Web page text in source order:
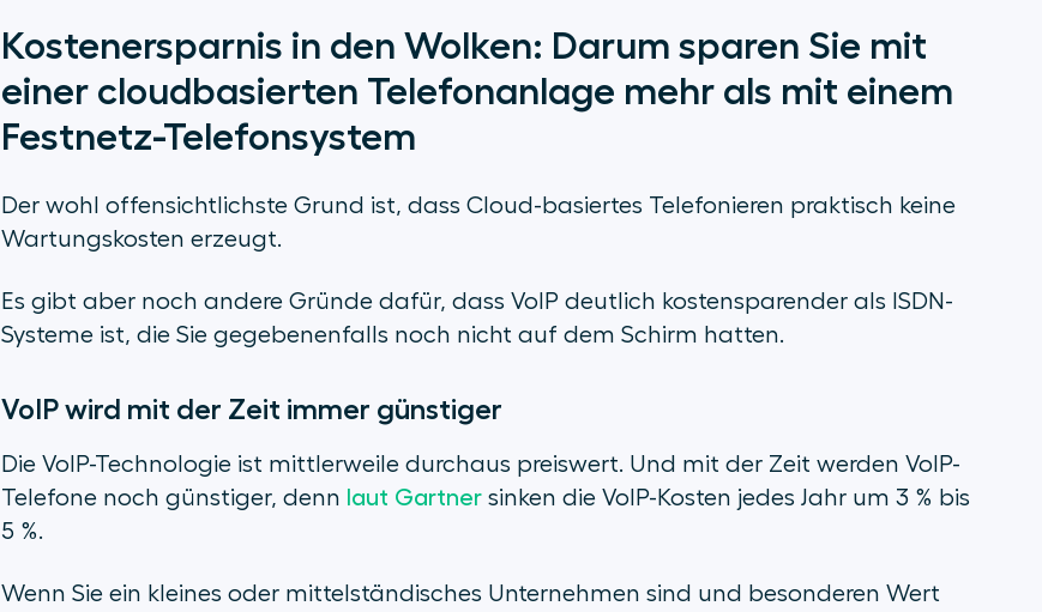
Kostenersparnis in den Wolken: Darum sparen Sie mit
einer cloudbasierten Telefonanlage mehr als mit einem
Festnetz-Telefonsystem
Der wohl offensichtlichste Grund ist, dass Cloud-basiertes Telefonieren praktisch keine
Wartungskosten erzeugt.
Es gibt aber noch andere Gründe dafür, dass VoIP deutlich kostensparender als ISDN-
Systeme ist, die Sie gegebenenfalls noch nicht auf dem Schirm hatten.
VoIP wird mit der Zeit immer günstiger
Die VoIP-Technologie ist mittlerweile durchaus preiswert. Und mit der Zeit werden VoIP-
Telefone noch günstiger, denn laut Gartnersinken die VoIP-Kosten jedes Jahr um 3 % bis
5 %.
Wenn Sie ein kleines oder mittelständisches Unternehmen sind und besonderen Wert